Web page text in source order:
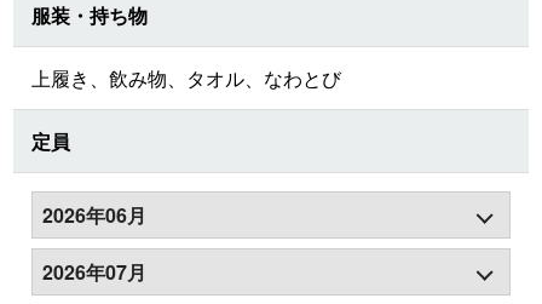
服装・持ち物
上履き、飲み物、タオル、なわとび
定員
2026年06月
2026年07月